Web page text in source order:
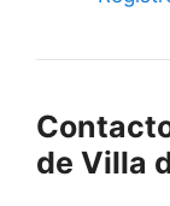
de Villa